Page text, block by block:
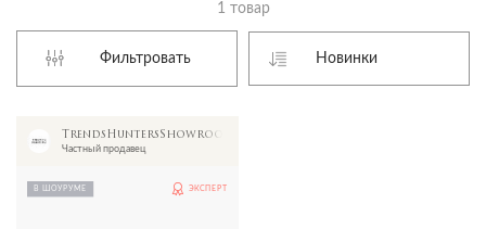
1 товар
Фильтровать
TrendsHuntersShowroom
Частный продавец
В ШОУРУМЕ ЭКСПЕРТ